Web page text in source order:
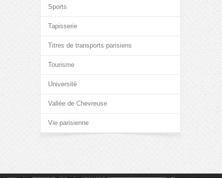
Sports
Tapisserie
Titres de transports parisiens
Tourisme
Université
Vallée de Chevreuse
Vie parisienne